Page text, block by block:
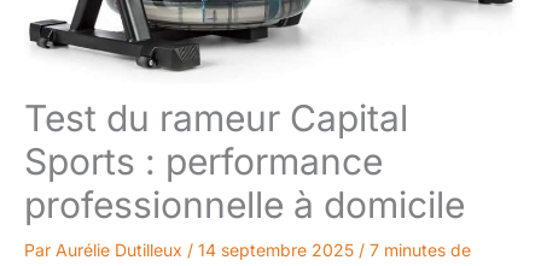
Test du rameur Capital
Sports : performance
professionnelle à domicile
Par Aurélie Dutilleux / 14 septembre 2025 / 7 minutes de